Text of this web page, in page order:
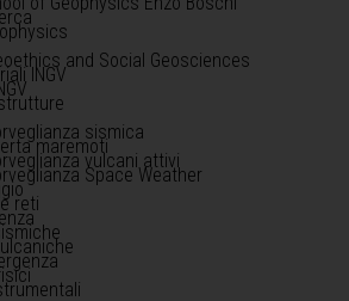
and Social Geosciences
INGV
sismica
maremoti
vulcani attivi
Space Weather
reti